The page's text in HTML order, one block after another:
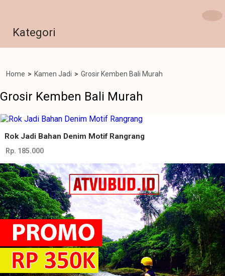
Kategori
Home > Kamen Jadi > Grosir Kemben Bali Murah
Grosir Kemben Bali Murah
Rok Jadi Bahan Denim Motif Rangrang
Rp. 185.000